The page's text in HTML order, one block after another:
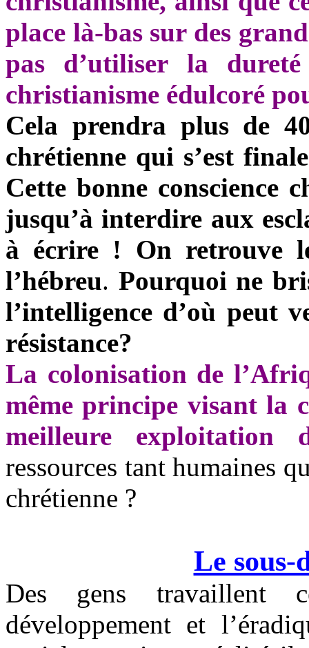
place là-bas sur des
pas d’utiliser la
christianisme édulcoré
Cela prendra plus de
chrétienne qui s’est
Cette bonne conscience
jusqu’à interdire aux
à écrire ! On retrouve
l’hébreu. Pourquoi ne
l’intelligence d’où peut
résistance?
La colonisation de
même principe visant la
meilleure exploitation
ressources tant humaines
chrétienne ?
Le sous-
Des gens travaillent
développement et